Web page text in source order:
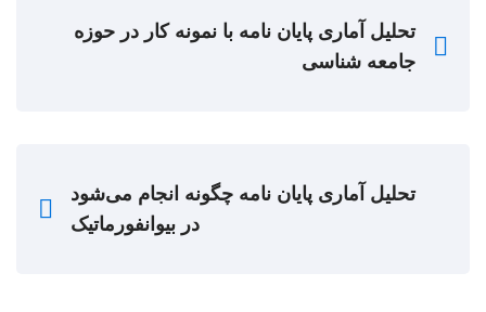
تحلیل آماری پایان نامه با نمونه کار در حوزه
جامعه شناسی
تحلیل آماری پایان نامه چگونه انجام می‌شود
در بیوانفورماتیک